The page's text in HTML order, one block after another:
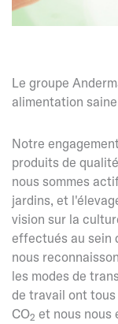
Le groupe
alimentation
Notre
produits de
nous sommes
jardins, et
vision sur la
effectués au sein
nous
les modes de
de travail ont
CO2 et nous nous